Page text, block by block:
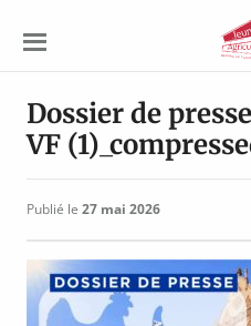
Dossier de
VF
Publié le 27 mai 2026